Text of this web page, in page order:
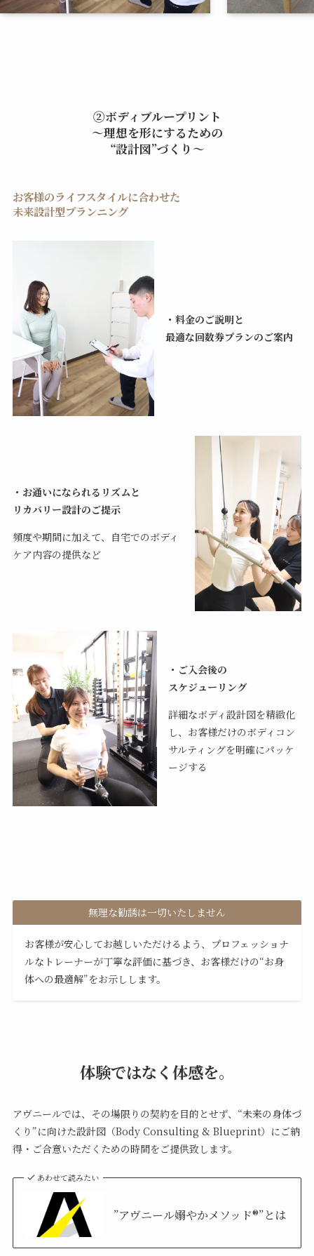
②ボディブループリント
～理想を形にするための
“設計図”づくり～
お客様のライフスタイルに合わせた
未来設計型プランニング
・料金のご説明と
最適な回数券プランのご案内
・お通いになられるリズムと
リカバリー設計のご提示
頻度や期間に加えて、自宅でのボディ
ケア内容の提供など
・ご入会後の
スケジューリング
詳細なボディ設計図を精緻化
し、お客様だけのボディコン
サルティングを明確にパッケ
ージする
無理な勧誘は一切いたしません
お客様が安心してお越しいただけるよう、プロフェッショナ
ルなトレーナーが丁寧な評価に基づき、お客様だけの“お身
体への最適解”をお示しします。
体験ではなく体感を。
アヴニールでは、その場限りの契約を目的とせず、“未来の身体づ
くり”に向けた設計図（Body Consulting & Blueprint）にご納
得・ご合意いただくための時間をご提供致します。
あわせて読みたい
”アヴニール嫋やかメソッド®”とは